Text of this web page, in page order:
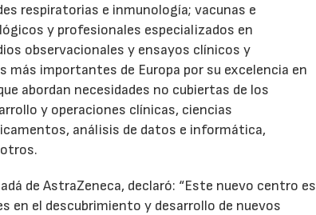
respiratorias e inmunología; vacunas e
y profesionales especializados en
observacionales y ensayos clínicos y
importantes de Europa por su excelencia en
abordan necesidades no cubiertas de los
y operaciones clínicas, ciencias
análisis de datos e informática,
de AstraZeneca, declaró: “Este nuevo centro es
en el descubrimiento y desarrollo de nuevos